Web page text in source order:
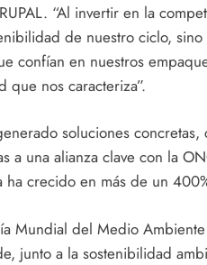
“Al invertir en la
de nuestro ciclo,
confían en nuestros
nos caracteriza”.
soluciones concretas,
a una alianza clave con la
ha crecido en más de un
Mundial del Medio
junto a la sostenibilidad